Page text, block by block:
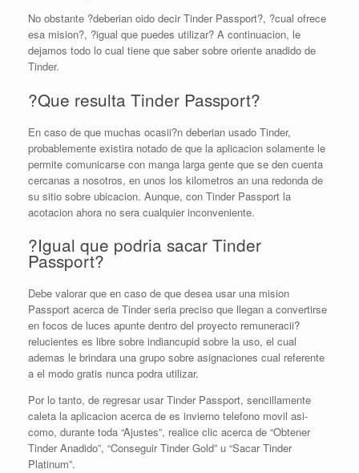
No obstante ?deberian oido decir Tinder Passport?, ?cual ofrece
esa mision?, ?igual que puedes utilizar? A continuacion, le
dejamos todo lo cual tiene que saber sobre oriente anadido de
Tinder.
?Que resulta Tinder Passport?
En caso de que muchas ocasii?n deberian usado Tinder,
probablemente existira notado de que la aplicacion solamente le
permite comunicarse con manga larga gente que se den cuenta
cercanas a nosotros, en unos los kilometros an una redonda de
su sitio sobre ubicacion. Aunque, con Tinder Passport la
acotacion ahora no sera cualquier inconveniente.
?Igual que podria sacar Tinder
Passport?
Debe valorar que en caso de que desea usar una mision
Passport acerca de Tinder seri­a preciso que llegan a convertirse
en focos de luces apunte dentro del proyecto remuneracii?
relucientes es libre sobre indiancupid sobre la uso, el cual
ademas le brindara una grupo sobre asignaciones cual referente
a el modo gratis nunca podra utilizar.
Por lo tanto, de regresar usar Tinder Passport, sencillamente
caleta la aplicacion acerca de es invierno telefono movil asi­
como, durante toda “Ajustes”, realice clic acerca de “Obtener
Tinder Anadido”, “Conseguir Tinder Gold” u “Sacar Tinder
Platinum”.